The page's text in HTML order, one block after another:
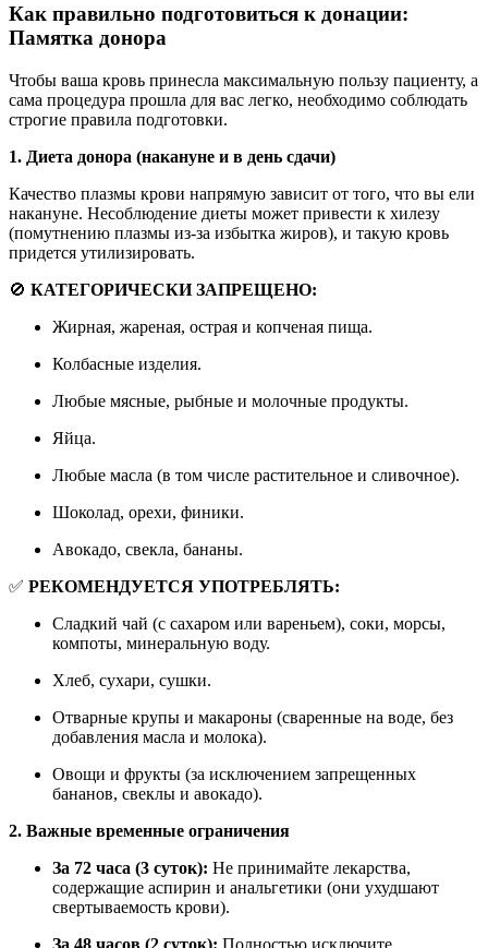
Как правильно подготовиться к донации:
Памятка донора
Чтобы ваша кровь принесла максимальную пользу пациенту, а
сама процедура прошла для вас легко, необходимо соблюдать
строгие правила подготовки.
1. Диета донора (накануне и в день сдачи)
Качество плазмы крови напрямую зависит от того, что вы ели
накануне. Несоблюдение диеты может привести к хилезу
(помутнению плазмы из-за избытка жиров), и такую кровь
придется утилизировать.
🚫 КАТЕГОРИЧЕСКИ ЗАПРЕЩЕНО:
Жирная, жареная, острая и копченая пища.
Колбасные изделия.
Любые мясные, рыбные и молочные продукты.
Яйца.
Любые масла (в том числе растительное и сливочное).
Шоколад, орехи, финики.
Авокадо, свекла, бананы.
✅ РЕКОМЕНДУЕТСЯ УПОТРЕБЛЯТЬ:
Сладкий чай (с сахаром или вареньем), соки, морсы,
компоты, минеральную воду.
Хлеб, сухари, сушки.
Отварные крупы и макароны (сваренные на воде, без
добавления масла и молока).
Овощи и фрукты (за исключением запрещенных
бананов, свеклы и авокадо).
2. Важные временные ограничения
За 72 часа (3 суток): Не принимайте лекарства,
содержащие аспирин и анальгетики (они ухудшают
свертываемость крови).
За 48 часов (2 суток): Полностью исключите